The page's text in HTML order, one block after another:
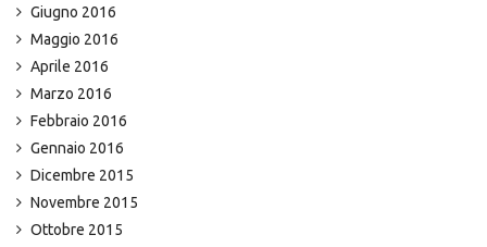
Giugno 2016
Maggio 2016
Aprile 2016
Marzo 2016
Febbraio 2016
Gennaio 2016
Dicembre 2015
Novembre 2015
Ottobre 2015